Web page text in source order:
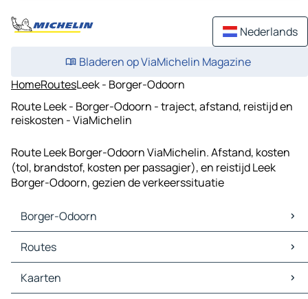
Nederlands
Bladeren op ViaMichelin Magazine
HomeRoutesLeek - Borger-Odoorn
Route Leek - Borger-Odoorn - traject, afstand, reistijd en
reiskosten - ViaMichelin
Route Leek Borger-Odoorn ViaMichelin. Afstand, kosten
(tol, brandstof, kosten per passagier), en reistijd Leek
Borger-Odoorn, gezien de verkeerssituatie
Borger-Odoorn
Borger-Odoorn Kaarten
Borger-Odoorn Verkeer
Borger-Odoorn Hotels
Borger-Odoorn Restaurants
Routes
Routes Borger-Odoorn - Assen
Routes Borger-Odoorn - Groningen
Kaarten